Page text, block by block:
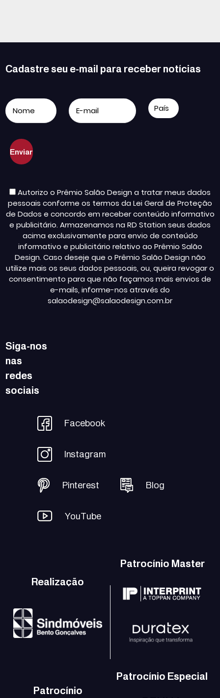
Cadastre seu e-mail para receber notícias
Autorizo o Prêmio Salão Design a tratar meus dados
pessoais conforme os termos da Lei Geral de Proteção
de Dados e concordo em receber conteúdo informativo
e publicitário. Armazenamos na RD Station seus dados
acima exclusivamente para envio de conteúdo
informativo e publicitário relativo ao Prêmio Salão
Design. Caso deseje que o Prêmio Salão Design não
utilize mais os seus dados pessoais, ou, queira revogar o
consentimento para que não façamos mais envios de
e-mails, informe-nos através do
salaodesign@salaodesign.com.br
Siga-nos
nas
redes
sociais
Facebook
Instagram
Pinterest Blog
YouTube
Realização
Patrocínio Master
Patrocínio
Patrocínio Especial